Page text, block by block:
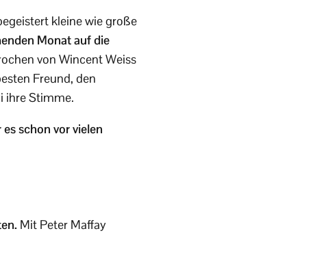
kleine wie große
Monat auf die
von Wincent Weiss
Freund, den
ihre Stimme.
schon vor vielen
Mit Peter Maffay